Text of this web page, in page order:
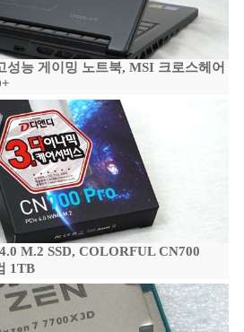
능 게이밍 노트북, MSI 크로스헤어
M.2 SSD, COLORFUL CN700
1TB